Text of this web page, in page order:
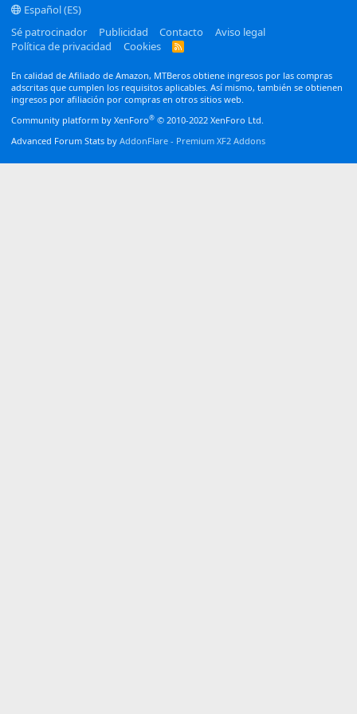
Español (ES)
Sé patrocinador
Publicidad Contacto
Aviso legal
Política de privacidad
Cookies
R
En calidad de Afiliado de Amazon, MTBeros obtiene ingresos por las compras
adscritas que cumplen los requisitos aplicables. Así mismo, también se obtienen
ingresos por afiliación por compras en otros sitios web.
Community platform by XenForo® © 2010-2022 XenForo Ltd.
Advanced Forum Stats by AddonFlare - Premium XF2 Addons